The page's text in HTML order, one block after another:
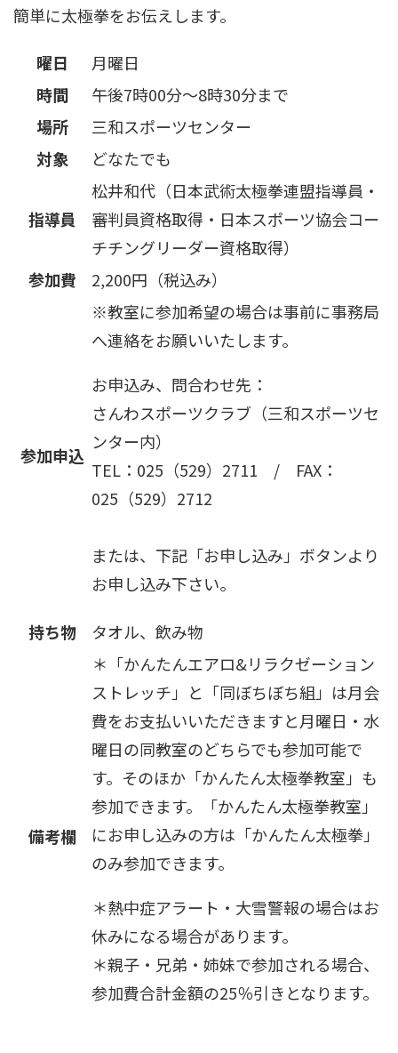
簡単に太極拳をお伝えします。
曜日
月曜日
時間
午後7時00分～8時30分まで
場所
三和スポーツセンター
対象
どなたでも
指導員
松井和代（日本武術太極拳連盟指導員・
審判員資格取得・日本スポーツ協会コー
チチングリーダー資格取得）
参加費
2,200円（税込み）
参加申込
※教室に参加希望の場合は事前に事務局
へ連絡をお願いいたします。
お申込み、問合わせ先：
さんわスポーツクラブ（三和スポーツセ
ンター内）
TEL：025（529）2711 / FAX：
025（529）2712
または、下記「お申し込み」ボタンより
お申し込み下さい。
持ち物 タオル、飲み物
備考欄
＊「かんたんエアロ&リラクゼーション
ストレッチ」と「同ぼちぼち組」は月会
費をお支払いいただきますと月曜日・水
曜日の同教室のどちらでも参加可能で
す。そのほか「かんたん太極拳教室」も
参加できます。「かんたん太極拳教室」
にお申し込みの方は「かんたん太極拳」
のみ参加できます。
＊熱中症アラート・大雪警報の場合はお
休みになる場合があります。
＊親子・兄弟・姉妹で参加される場合、
参加費合計金額の25％引きとなります。